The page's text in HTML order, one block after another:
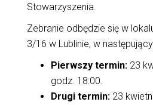
Stowarzyszenia
Zebranie odbędzie się w
3/16 w Lublinie, w
Pierwszy termin:23
godz. 18:00
Drugi termin:23